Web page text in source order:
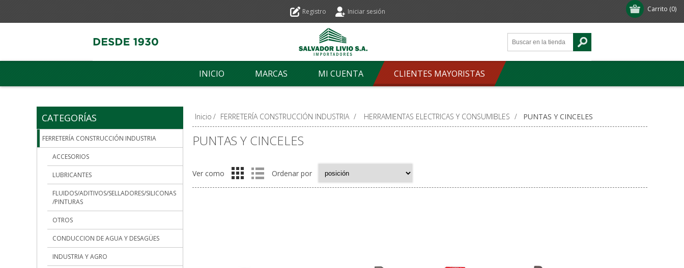
Carrito (0)
Registro Iniciar sesión
INICIO MARCAS MI CUENTA CLIENTES MAYORISTAS
Inicio / FERRETERÍA CONSTRUCCIÓN INDUSTRIA / HERRAMIENTAS ELECTRICAS Y CONSUMIBLES / PUNTAS Y CINCELES
PUNTAS Y CINCELES
Ver como Ordenar por
CATEGORÍAS
FERRETERÍA CONSTRUCCIÓN INDUSTRIA
ACCESORIOS
LUBRICANTES
FLUIDOS/ADITIVOS/SELLADORES/SILICONAS
/PINTURAS
OTROS
CONDUCCION DE AGUA Y DESAGÜES
INDUSTRIA Y AGRO